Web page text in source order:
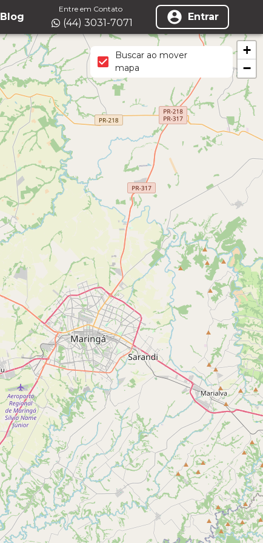
Blog
Entre em Contato
(44) 3031-7071 Entrar
+
−
Buscar ao mover
mapa